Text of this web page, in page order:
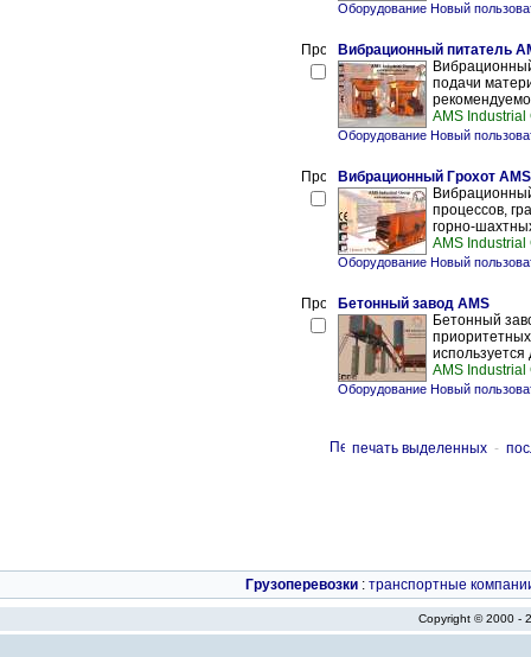
Оборудование Новый
Вибрационный питатель
подачи
AMS Industrial
Оборудование Новый
Вибрационный Грохот AMS
процессов,
горно-
AMS Industrial
Оборудование Новый
Бетонный завод AMS
Бетонный
AMS Industrial
Оборудование Новый
печать выделенных -
Грузоперевозки : транспортные
Copyright © 2000 -